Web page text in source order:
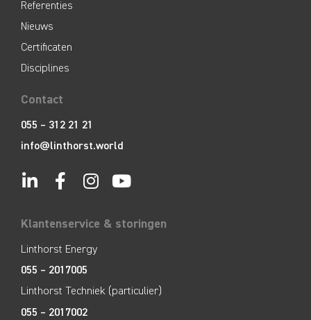
Referenties
Nieuws
Certificaten
Disciplines
Contact
055 – 312 21 21
info@linthorst.world
Klantenservice & storingen
Linthorst Energy
055 – 2017005
Linthorst Techniek (particulier)
055 – 2017002